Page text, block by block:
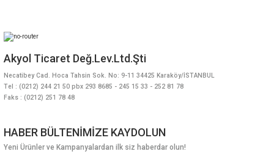
Akyol Ticaret Değ.Lev.Ltd.Şti
Necatibey Cad. Hoca Tahsin Sok. No: 9-11 34425 Karaköy/İSTANBUL
Tel : (0212) 244 21 50 pbx 293 8685 - 245 15 33 - 252 81 78
Faks : (0212) 251 78 48
HABER BÜLTENİMİZE KAYDOLUN
Yeni Ürünler ve Kampanyalardan ilk siz haberdar olun!